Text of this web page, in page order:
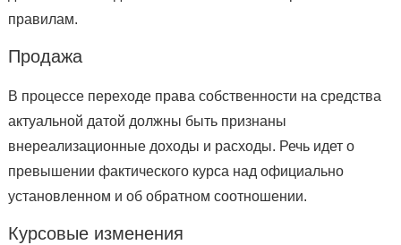
правилам.
Продажа
В процессе переходе права собственности на средства
актуальной датой должны быть признаны
внереализационные доходы и расходы. Речь идет о
превышении фактического курса над официально
установленном и об обратном соотношении.
Курсовые изменения